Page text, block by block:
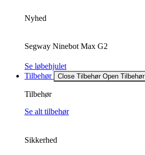
Nyhed
Segway Ninebot Max G2
Se løbehjulet
Tilbehør
Close Tilbehør Open Tilbehør
Tilbehør
Se alt tilbehør
Sikkerhed